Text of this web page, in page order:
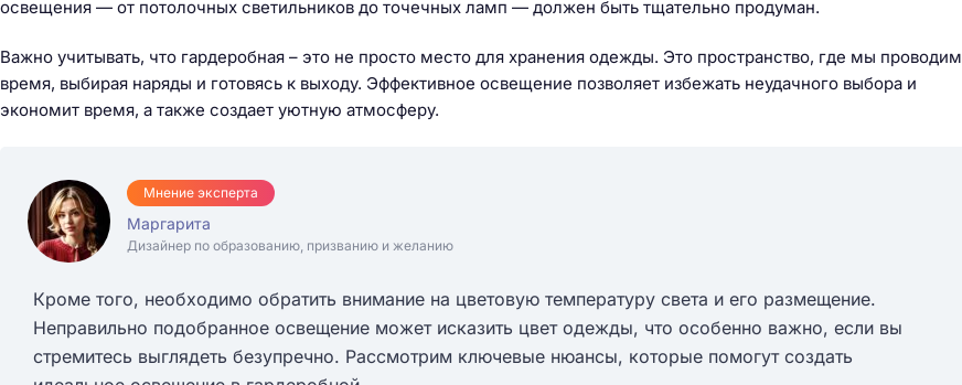
освещения — от потолочных светильников до точечных ламп — должен быть тщательно продуман.
Важно учитывать, что гардеробная – это не просто место для хранения одежды. Это пространство, где мы проводим
время, выбирая наряды и готовясь к выходу. Эффективное освещение позволяет избежать неудачного выбора и
экономит время, а также создает уютную атмосферу.
Мнение эксперта
Маргарита
Дизайнер по образованию, призванию и желанию
Кроме того, необходимо обратить внимание на цветовую температуру света и его размещение.
Неправильно подобранное освещение может исказить цвет одежды, что особенно важно, если вы
стремитесь выглядеть безупречно. Рассмотрим ключевые нюансы, которые помогут создать